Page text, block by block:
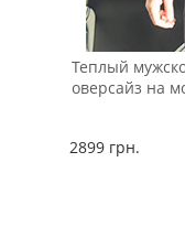
Теплый
оверсайз на
2899 грн.